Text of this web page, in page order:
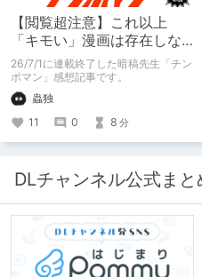
【閲覧超注意】これ以上
「キモい」漫画は存在しな
い？チンポマンとかいう
「魂の殺人」の完成形
26/7/1に連載終了した暗稿先生「チン
ポマン」感想記事です。
蟲独
11
0 8 分
DLチャンネル公式まと